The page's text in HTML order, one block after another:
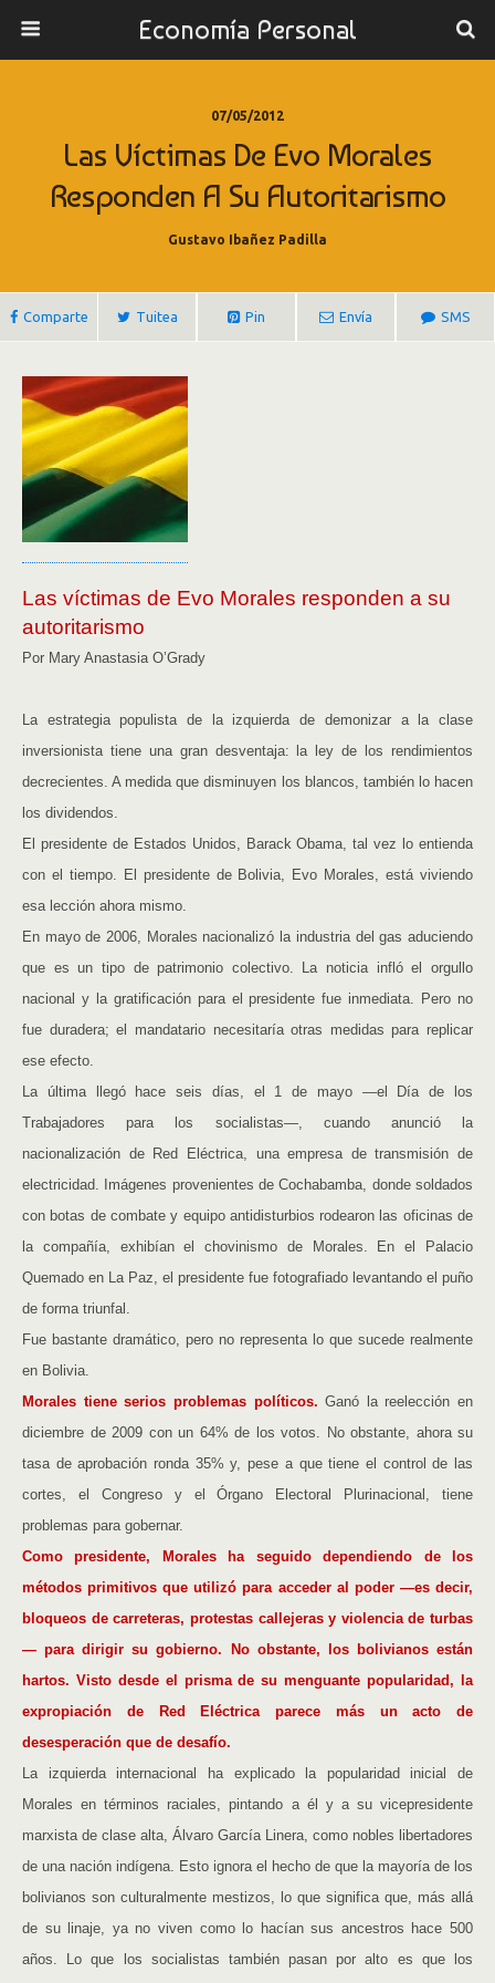
Economía Personal
07/05/2012
Las Víctimas De Evo Morales
Responden A Su Autoritarismo
Gustavo Ibañez Padilla
Comparte Tuitea Pin Envía SMS
Las víctimas de Evo Morales responden a su
autoritarismo
Por Mary Anastasia O’Grady
La estrategia populista de la izquierda de demonizar a la clase
inversionista tiene una gran desventaja: la ley de los rendimientos
decrecientes. A medida que disminuyen los blancos, también lo hacen
los dividendos.
El presidente de Estados Unidos, Barack Obama, tal vez lo entienda
con el tiempo. El presidente de Bolivia, Evo Morales, está viviendo
esa lección ahora mismo.
En mayo de 2006, Morales nacionalizó la industria del gas aduciendo
que es un tipo de patrimonio colectivo. La noticia infló el orgullo
nacional y la gratificación para el presidente fue inmediata. Pero no
fue duradera; el mandatario necesitaría otras medidas para replicar
ese efecto.
La última llegó hace seis días, el 1 de mayo —el Día de los
Trabajadores para los socialistas—, cuando anunció la
nacionalización de Red Eléctrica, una empresa de transmisión de
electricidad. Imágenes provenientes de Cochabamba, donde soldados
con botas de combate y equipo antidisturbios rodearon las oficinas de
la compañía, exhibían el chovinismo de Morales. En el Palacio
Quemado en La Paz, el presidente fue fotografiado levantando el puño
de forma triunfal.
Fue bastante dramático, pero no representa lo que sucede realmente
en Bolivia.
Morales tiene serios problemas políticos. Ganó la reelección en
diciembre de 2009 con un 64% de los votos. No obstante, ahora su
tasa de aprobación ronda 35% y, pese a que tiene el control de las
cortes, el Congreso y el Órgano Electoral Plurinacional, tiene
problemas para gobernar.
Como presidente, Morales ha seguido dependiendo de los
métodos primitivos que utilizó para acceder al poder —es decir,
bloqueos de carreteras, protestas callejeras y violencia de turbas
— para dirigir su gobierno. No obstante, los bolivianos están
hartos. Visto desde el prisma de su menguante popularidad, la
expropiación de Red Eléctrica parece más un acto de
desesperación que de desafío.
La izquierda internacional ha explicado la popularidad inicial de
Morales en términos raciales, pintando a él y a su vicepresidente
marxista de clase alta, Álvaro García Linera, como nobles libertadores
de una nación indígena. Esto ignora el hecho de que la mayoría de los
bolivianos son culturalmente mestizos, lo que significa que, más allá
de su linaje, ya no viven como lo hacían sus ancestros hace 500
años. Lo que los socialistas también pasan por alto es que los